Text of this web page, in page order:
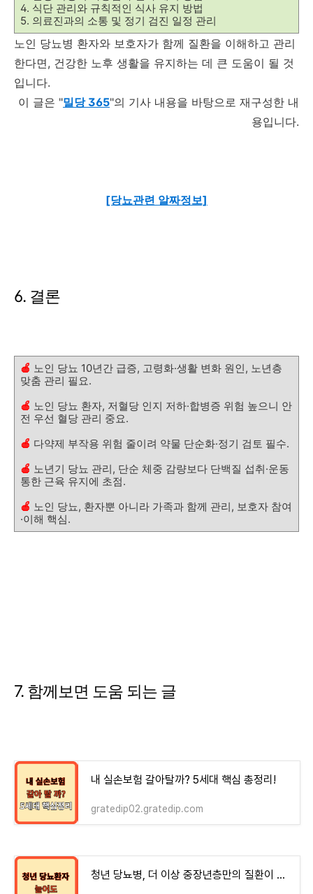
4. 식단 관리와 규칙적인 식사 유지 방법
5. 의료진과의 소통 및 정기 검진 일정 관리
노인 당뇨병 환자와 보호자가 함께 질환을 이해하고 관리
한다면, 건강한 노후 생활을 유지하는 데 큰 도움이 될 것
입니다.
이 글은 "밀당 365"의 기사 내용을 바탕으로 재구성한 내
용입니다.
[당뇨관련 알짜정보]
6. 결론
🍎 노인 당뇨 10년간 급증, 고령화·생활 변화 원인, 노년층
맞춤 관리 필요.
🍎 노인 당뇨 환자, 저혈당 인지 저하·합병증 위험 높으니 안
전 우선 혈당 관리 중요.
🍎 다약제 부작용 위험 줄이려 약물 단순화·정기 검토 필수.
🍎 노년기 당뇨 관리, 단순 체중 감량보다 단백질 섭취·운동
통한 근육 유지에 초점.
🍎 노인 당뇨, 환자뿐 아니라 가족과 함께 관리, 보호자 참여
·이해 핵심.
7. 함께보면 도움 되는 글
내 실손보험 갈아탈까? 5세대 핵심 총정리!
gratedip02.gratedip.com
청년 당뇨병, 더 이상 중장년층만의 질환이 아니다